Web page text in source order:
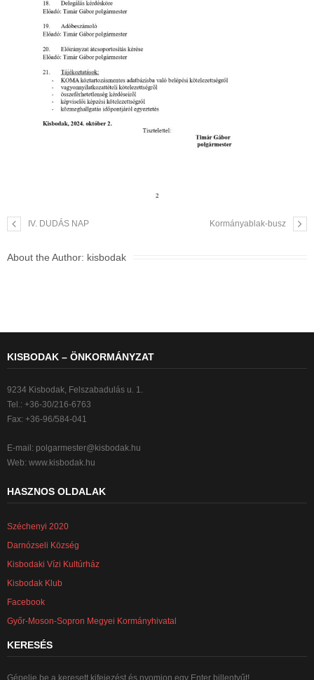
IV. DUDÁS NAP Kormányablak-busz
About the Author: kisbodak
KISBODAK – ÖNKORMÁNYZAT
9234 Kisbodak, Felszabadulás u. 1.
Tel.: +36-30/216-6763
Fax: +36-96/584-041
E-mail: polgarmester@kisbodak.hu
Web: www.kisbodak.hu
HASZNOS OLDALAK
Széchenyi 2020
Darnózseli Község
Kisbodaki Vízi Kultúrház
Kisbodak Klub
Facebook
Győr-Moson-Sopron Megyei Kormányhivatal
KERESÉS
Gépelje be a keresett kifejezést és nyomjon egy Enter billentyűt!